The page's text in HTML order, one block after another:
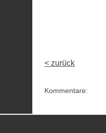
< zurück
Kommentare: